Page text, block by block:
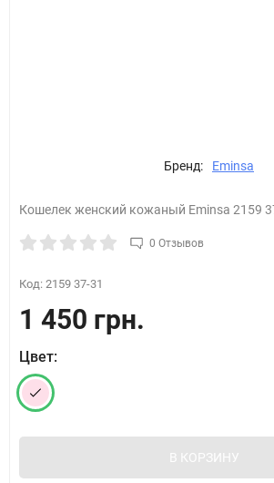
Бренд: Eminsa
Кошелек женский кожаный Eminsa 2159
0 Отзывов
Код: 2159 37-31
1 450 грн.
Цвет:
В КОРЗИНУ